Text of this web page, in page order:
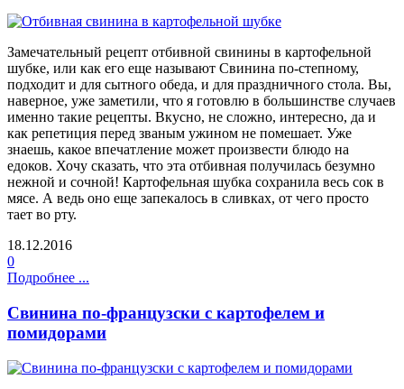
Замечательный рецепт отбивной свинины в картофельной
шубке, или как его еще называют Свинина по-степному,
подходит и для сытного обеда, и для праздничного стола. Вы,
наверное, уже заметили, что я готовлю в большинстве случаев
именно такие рецепты. Вкусно, не сложно, интересно, да и
как репетиция перед званым ужином не помешает. Уже
знаешь, какое впечатление может произвести блюдо на
едоков. Хочу сказать, что эта отбивная получилась безумно
нежной и сочной! Картофельная шубка сохранила весь сок в
мясе. А ведь оно еще запекалось в сливках, от чего просто
тает во рту.
18.12.2016
0
Подробнее ...
Свинина по-французски с картофелем и
помидорами